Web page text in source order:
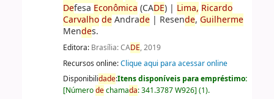
Defesa Econômica (CADE)| Lima, Ricardo
Carvalho deAndrade| Resende, Guilherme
Mendes.
Editora: Brasília: CADE, 2019
Recursos online:Clique aqui para acessar online
Disponibilidade:Itens disponíveis para empréstimo:
[Númerodechamada:341.3787 W926] (1).